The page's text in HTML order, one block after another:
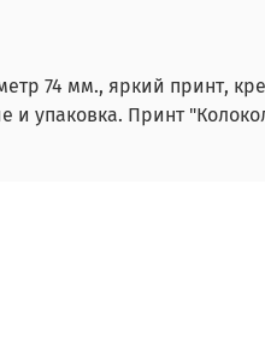
74 мм., яркий принт,
и упаковка. Принт